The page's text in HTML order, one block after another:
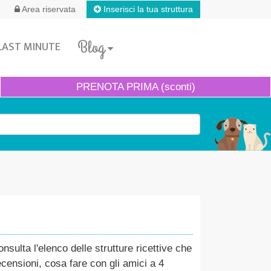
Area riservata Inserisci la tua struttura
MINUTE Blog
PRENOTAPRIMA (sconti)
l'elenco delle strutture ricettive che
cosa fare con gli amici a 4